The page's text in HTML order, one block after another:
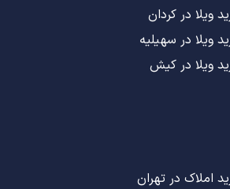
ویلا در کردان
ویلا در سهیلیه
ویلا در کیش
املاک در تهران